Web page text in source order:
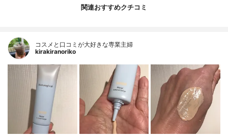
関連おすすめクチコミ
コスメと口コミが大好きな専業主婦
kirakiranoriko